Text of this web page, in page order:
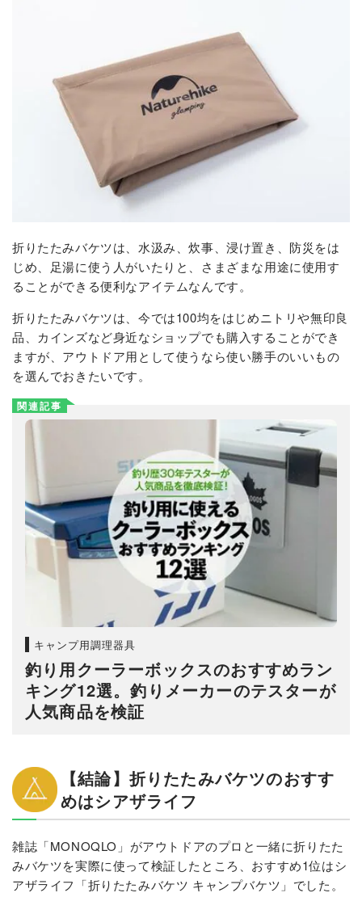
折りたたみバケツは、水汲み、炊事、浸け置き、防災をは
じめ、足湯に使う人がいたりと、さまざまな用途に使用す
ることができる便利なアイテムなんです。
折りたたみバケツは、今では100均をはじめニトリや無印良
品、カインズなど身近なショップでも購入することができ
ますが、アウトドア用として使うなら使い勝手のいいもの
を選んでおきたいです。
関連記事
キャンプ用調理器具
釣り用クーラーボックスのおすすめラン
キング12選。釣りメーカーのテスターが
人気商品を検証
【結論】折りたたみバケツのおすす
めはシアザライフ
雑誌「MONOQLO」がアウトドアのプロと一緒に折りたた
みバケツを実際に使って検証したところ、おすすめ1位はシ
アザライフ「折りたたみバケツ キャンプバケツ」でした。